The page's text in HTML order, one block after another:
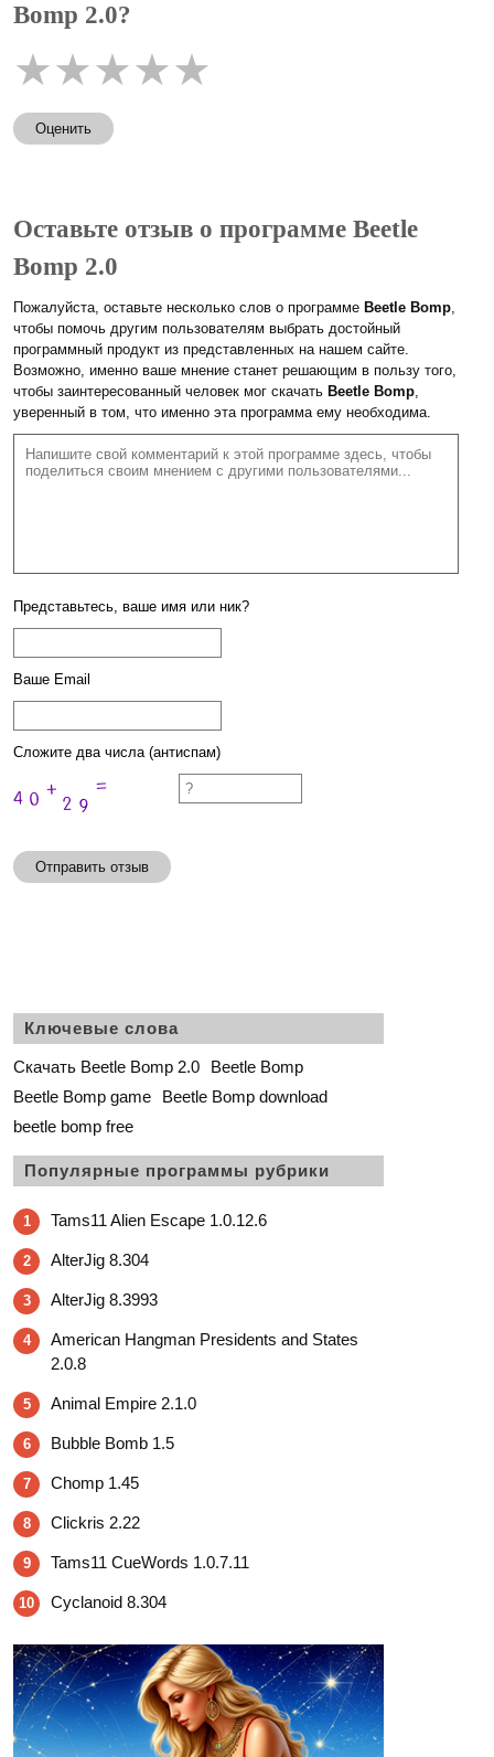
Bomp 2.0?
★★★★★
Оценить
Оставьте отзыв о программе Beetle
Bomp 2.0
Пожалуйста, оставьте несколько слов о программе Beetle Bomp,
чтобы помочь другим пользователям выбрать достойный
программный продукт из представленных на нашем сайте.
Возможно, именно ваше мнение станет решающим в пользу того,
чтобы заинтересованный человек мог скачать Beetle Bomp,
уверенный в том, что именно эта программа ему необходима.
Представьтесь, ваше имя или ник?
Ваше Email
Сложите два числа (антиспам)
Отправить отзыв
Ключевые слова
Скачать Beetle Bomp 2.0
Beetle Bomp
Beetle Bomp game
Beetle Bomp download
beetle bomp free
Популярные программы рубрики
1 Tams11 Alien Escape 1.0.12.6
2 AlterJig 8.304
3 AlterJig 8.3993
4
American Hangman Presidents and States
2.0.8
5 Animal Empire 2.1.0
6 Bubble Bomb 1.5
7 Chomp 1.45
8 Clickris 2.22
9 Tams11 CueWords 1.0.7.11
10 Cyclanoid 8.304